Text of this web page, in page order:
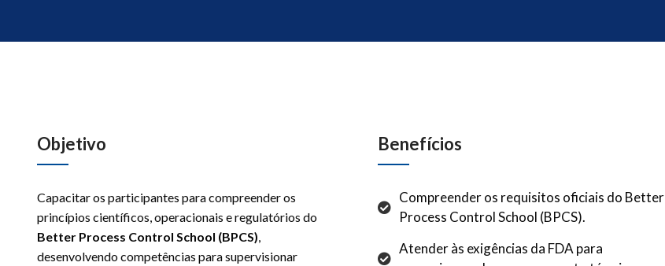
Objetivo
Capacitar os participantes para compreender os
princípios científicos, operacionais e regulatórios do
Better Process Control School (BPCS),
desenvolvendo competências para supervisionar
Benefícios
Compreender os requisitos oficiais do Better
Process Control School (BPCS).
Atender às exigências da FDA para